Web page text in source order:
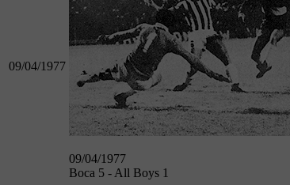
09/04/1977
09/04/1977
Boca 5 - All Boys 1